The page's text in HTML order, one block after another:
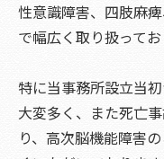
性意識障害、四肢麻
で幅広く取り扱ってお
特に当事務所設立当
大変多く、また死亡
り、高次脳機能障害